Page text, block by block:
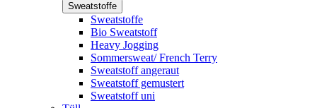
Sweatstoffe
Sweatstoffe
Bio Sweatstoff
Heavy Jogging
Sommersweat/ French Terry
Sweatstoff angeraut
Sweatstoff gemustert
Sweatstoff uni